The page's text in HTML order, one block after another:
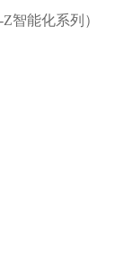
智能化系列）